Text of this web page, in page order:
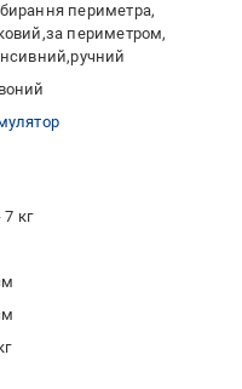
периметра
за периметром
ручний
7 кг